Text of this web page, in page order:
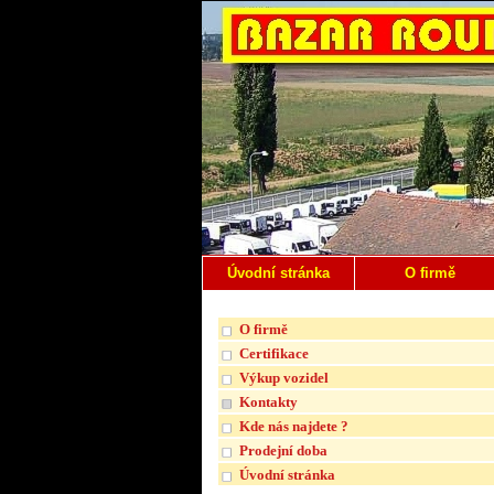
Úvodní stránka O firmě
O firmě
Certifikace
Výkup vozidel
Kontakty
Kde nás najdete ?
Prodejní doba
Úvodní stránka